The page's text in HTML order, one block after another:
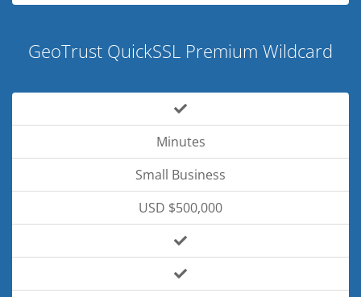
GeoTrust QuickSSL Premium Wildcard
Minutes
Small Business
USD $500,000